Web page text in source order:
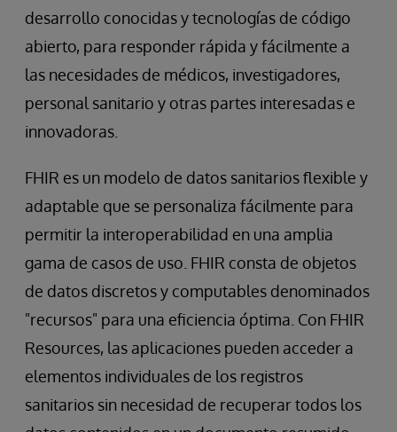
desarrollo conocidas y tecnologías de código
abierto, para responder rápida y fácilmente a
las necesidades de médicos, investigadores,
personal sanitario y otras partes interesadas e
innovadoras.
FHIR es un modelo de datos sanitarios flexible y
adaptable que se personaliza fácilmente para
permitir la interoperabilidad en una amplia
gama de casos de uso. FHIR consta de objetos
de datos discretos y computables denominados
"recursos" para una eficiencia óptima. Con FHIR
Resources, las aplicaciones pueden acceder a
elementos individuales de los registros
sanitarios sin necesidad de recuperar todos los